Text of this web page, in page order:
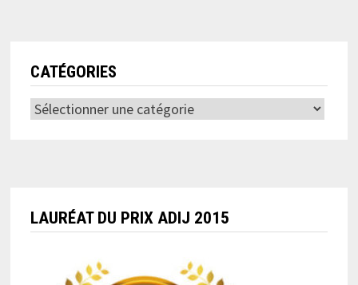
CATÉGORIES
Catégories
LAURÉAT DU PRIX ADIJ 2015